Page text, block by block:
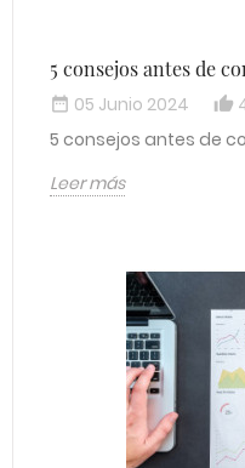
5 consejos antes de
date_range 05 Junio 2024
5 consejos antes de
Leer más